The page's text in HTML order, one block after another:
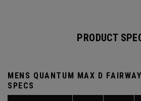
PRODUCT
MENS QUANTUM MAX D
SPECS